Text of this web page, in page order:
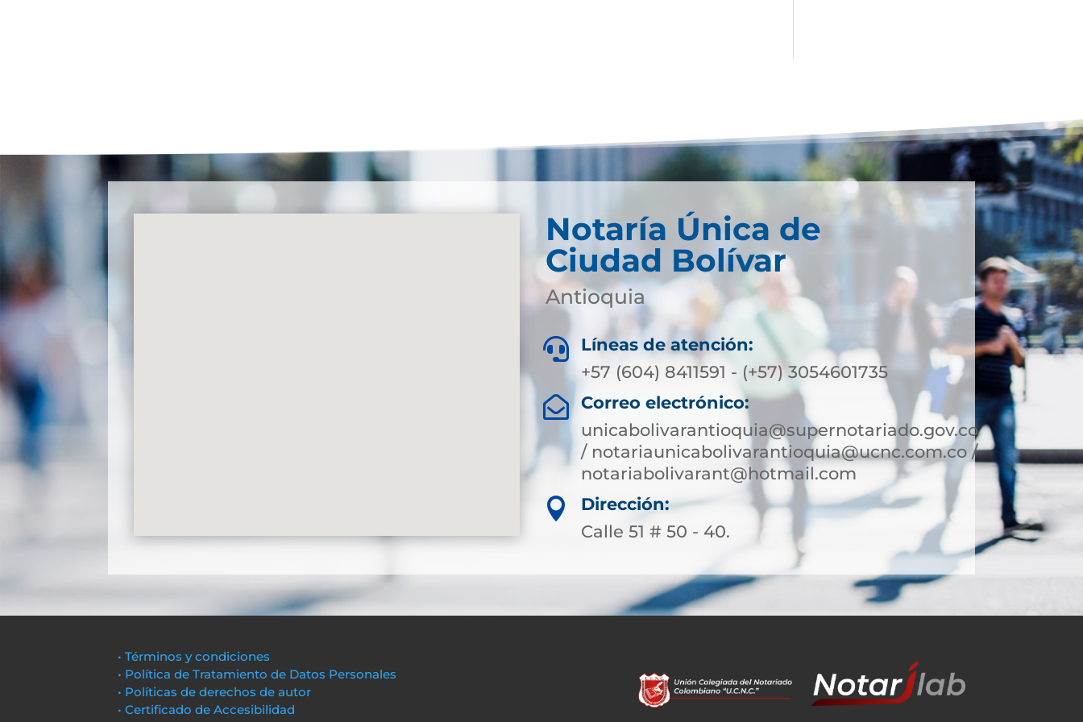
Notaría Única de
Ciudad Bolívar
Antioquia

Líneas de atención:
+57 (604) 8411591 - (+57) 3054601735

Correo electrónico:
unicabolivarantioquia@supernotariado.gov.co
/ notariaunicabolivarantioquia@ucnc.com.co /
notariabolivarant@hotmail.com

Dirección:
Calle 51 # 50 - 40.
• Términos y condiciones
• Política de Tratamiento de Datos Personales
• Políticas de derechos de autor
• Certificado de Accesibilidad